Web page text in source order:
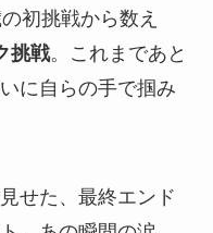
初挑戦から数え
挑戦。これまであと
に自らの手で掴み
せた、最終エンド